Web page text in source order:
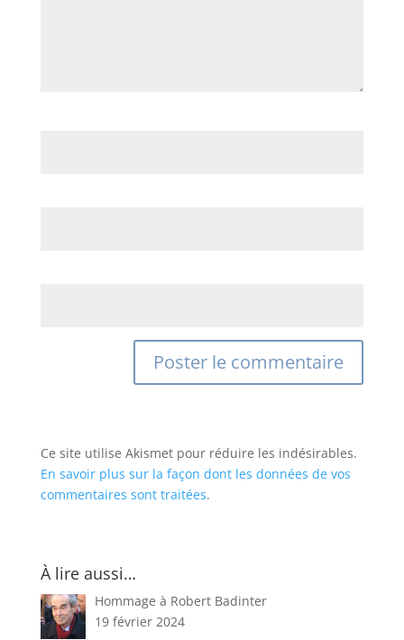
Ce site utilise Akismet pour réduire les indésirables.
En savoir plus sur la façon dont les données de vos
commentaires sont traitées.
À lire aussi…
Hommage à Robert Badinter
19 février 2024